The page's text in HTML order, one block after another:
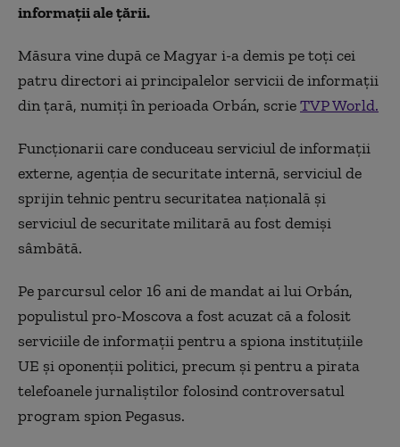
informații ale țării.
Măsura vine după ce Magyar i-a demis pe toți cei
patru directori ai principalelor servicii de informații
din țară, numiți în perioada Orbán, scrieTVP World.
Funcționarii care conduceau serviciul de informații
externe, agenția de securitate internă, serviciul de
sprijin tehnic pentru securitatea națională și
serviciul de securitate militară au fost demiși
sâmbătă.
Pe parcursul celor 16 ani de mandat ai lui Orbán,
populistul pro-Moscova a fost acuzat că a folosit
serviciile de informații pentru a spiona instituțiile
UE și oponenții politici, precum și pentru a pirata
telefoanele jurnaliștilor folosind controversatul
program spion Pegasus.